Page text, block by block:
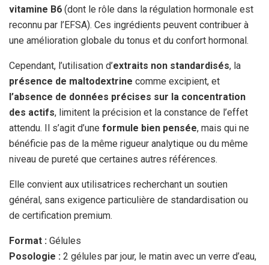
vitamine B6 (dont le rôle dans la régulation hormonale est
reconnu par l’EFSA). Ces ingrédients peuvent contribuer à
une amélioration globale du tonus et du confort hormonal.
Cependant, l’utilisation d’extraits non standardisés, la
présence de maltodextrine comme excipient, et
l’absence de données précises sur la concentration
des actifs, limitent la précision et la constance de l’effet
attendu. Il s’agit d’une formule bien pensée, mais qui ne
bénéficie pas de la même rigueur analytique ou du même
niveau de pureté que certaines autres références.
Elle convient aux utilisatrices recherchant un soutien
général, sans exigence particulière de standardisation ou
de certification premium.
Format : Gélules
Posologie : 2 gélules par jour, le matin avec un verre d’eau,